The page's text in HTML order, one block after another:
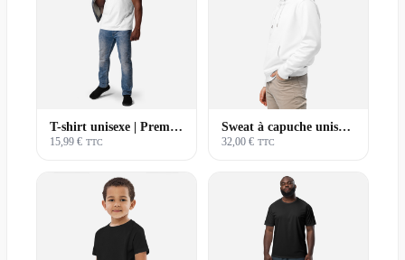
T-shirt unisexe | Premium
15,99 € TTC
Sweat à capuche unisexe | Premium
32,00 € TTC